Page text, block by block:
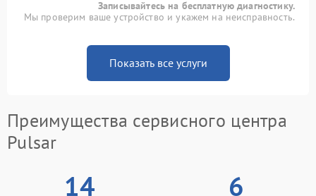
Записывайтесь на бесплатную диагностику.
Мы проверим ваше устройство и укажем на неисправность.
Показать все услуги
Преимущества сервисного центра
Pulsar
14 6